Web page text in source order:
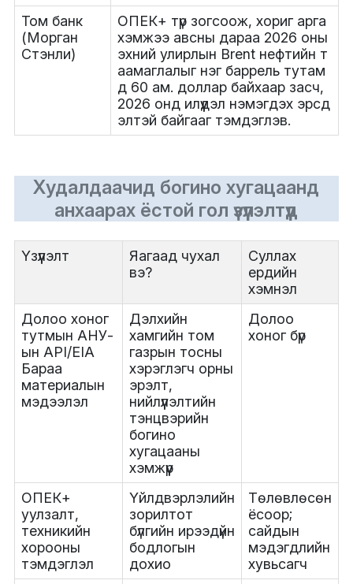
Том банк
(Морган
Стэнли)
ОПЕК+ түр зогсоож, хориг арга
хэмжээ авсны дараа 2026 оны
эхний улирлын Brent нефтийн т
аамаглалыг нэг баррель тутам
д 60 ам. доллар байхаар засч,
2026 онд илүүдэл нэмэгдэх эрсд
элтэй байгааг тэмдэглэв.
Худалдаачид богино хугацаанд
анхаарах ёстой гол үзүүлэлтүүд
Үзүүлэлт
Яагаад чухал
вэ?
Суллах
ердийн
хэмнэл
Долоо хоног
тутмын АНУ-
ын API/EIA
Бараа
материалын
мэдээлэл
Дэлхийн
хамгийн том
газрын тосны
хэрэглэгч орны
эрэлт,
нийлүүлэлтийн
тэнцвэрийн
богино
хугацааны
хэмжүүр
Долоо
хоног бүр
ОПЕК+
уулзалт,
техникийн
хорооны
тэмдэглэл
Үйлдвэрлэлийн
зорилтот
бүлгийн ирээдүйн
бодлогын
дохио
Төлөвлөсөн
ёсоор;
сайдын
мэдэгдлийн
хувьсагч